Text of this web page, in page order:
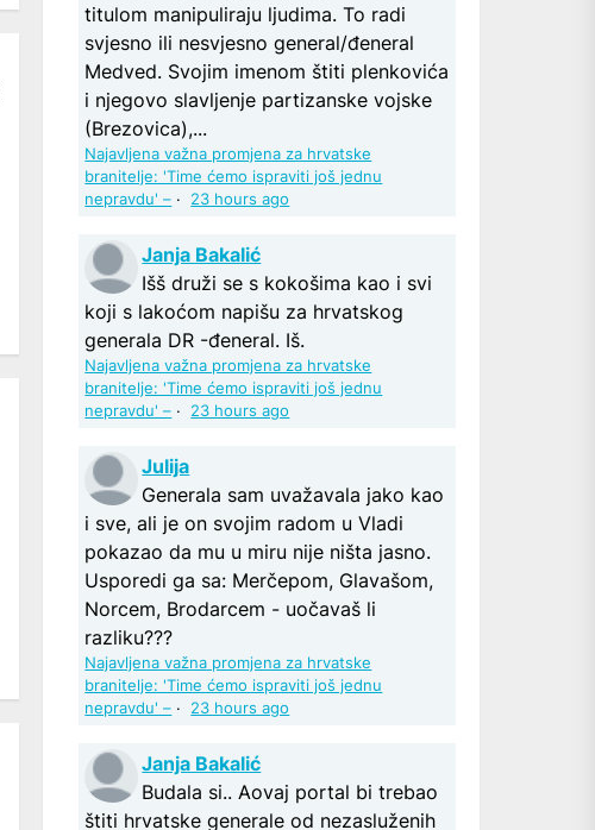
titulom manipuliraju ljudima. To radi
svjesno ili nesvjesno general/đeneral
Medved. Svojim imenom štiti plenkovića
i njegovo slavljenje partizanske vojske
(Brezovica),...
Najavljena važna promjena za hrvatske
branitelje: 'Time ćemo ispraviti još jednu
nepravdu' – · 23 hours ago
Janja Bakalić
Išš druži se s kokošima kao i svi
koji s lakoćom napišu za hrvatskog
generala DR -đeneral. Iš.
Najavljena važna promjena za hrvatske
branitelje: 'Time ćemo ispraviti još jednu
nepravdu' – · 23 hours ago
Julija
Generala sam uvažavala jako kao
i sve, ali je on svojim radom u Vladi
pokazao da mu u miru nije ništa jasno.
Usporedi ga sa: Merčepom, Glavašom,
Norcem, Brodarcem - uočavaš li
razliku???
Najavljena važna promjena za hrvatske
branitelje: 'Time ćemo ispraviti još jednu
nepravdu' – · 23 hours ago
Janja Bakalić
Budala si.. Aovaj portal bi trebao
štiti hrvatske generale od nezasluženih